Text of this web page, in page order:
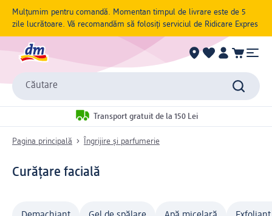
Mulțumim pentru comandă. Momentan timpul de livrare este de 5
zile lucrătoare. Vă recomandăm să folosiți serviciul de Ridicare Expres
Căutare
Transport gratuit de la 150 Lei
Pagina principală Îngrijire și parfumerie
Curățare facială